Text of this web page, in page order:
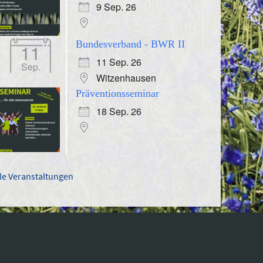
9 Sep. 26
11
Sep.
Bundesverband - BWR II
11 Sep. 26
Witzenhausen
Präventionsseminar
18 Sep. 26
Veranstaltungen